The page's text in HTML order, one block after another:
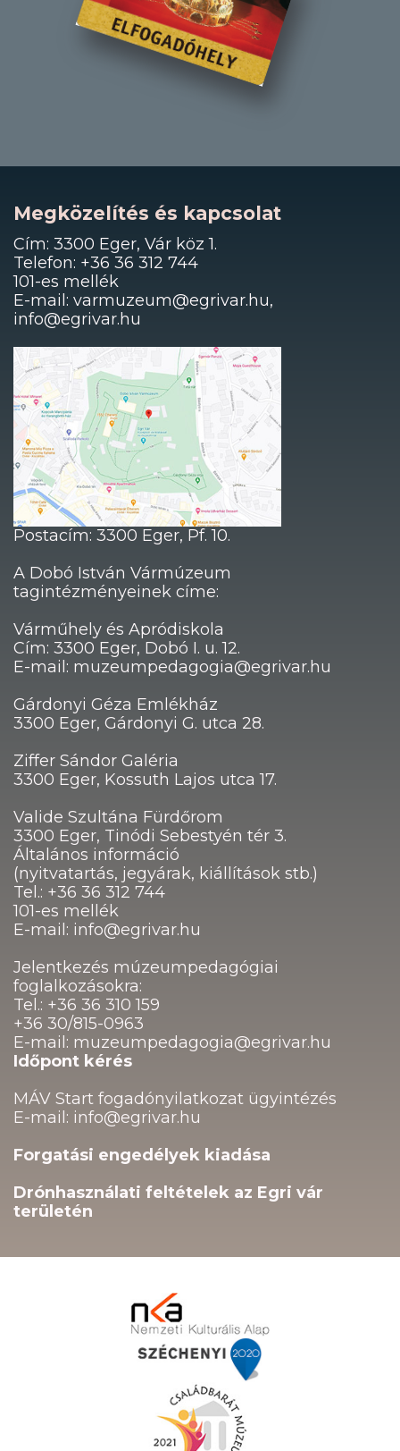
Megközelítés és kapcsolat
Cím: 3300 Eger, Vár köz 1.
Telefon: +36 36 312 744
101-es mellék
E-mail: varmuzeum@egrivar.hu,
info@egrivar.hu
Postacím: 3300 Eger, Pf. 10.
A Dobó István Vármúzeum
tagintézményeinek címe:
Várműhely és Apródiskola
Cím: 3300 Eger, Dobó I. u. 12.
E-mail: muzeumpedagogia@egrivar.hu
Gárdonyi Géza Emlékház
3300 Eger, Gárdonyi G. utca 28.
Ziffer Sándor Galéria
3300 Eger, Kossuth Lajos utca 17.
Valide Szultána Fürdőrom
3300 Eger, Tinódi Sebestyén tér 3.
Általános információ
(nyitvatartás, jegyárak, kiállítások stb.)
Tel.: +36 36 312 744
101-es mellék
E-mail: info@egrivar.hu
Jelentkezés múzeumpedagógiai
foglalkozásokra:
Tel.: +36 36 310 159
+36 30/815-0963
E-mail: muzeumpedagogia@egrivar.hu
Időpont kérés
MÁV Start fogadónyilatkozat ügyintézés
E-mail: info@egrivar.hu
Forgatási engedélyek kiadása
Drónhasználati feltételek az Egri vár
területén